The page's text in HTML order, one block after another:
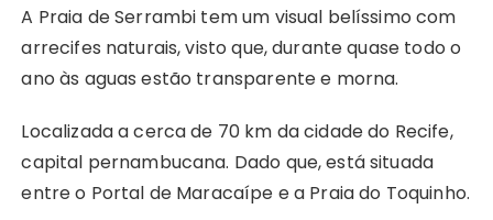
A Praia de Serrambi tem um visual belíssimo com
arrecifes naturais, visto que, durante quase todo o
ano às aguas estão transparente e morna.
Localizada a cerca de 70 km da cidade do Recife,
capital pernambucana. Dado que, está situada
entre o Portal de Maracaípe e a Praia do Toquinho.